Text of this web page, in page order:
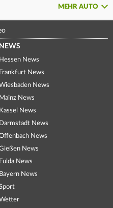
MEHR AUTO
NEWS
Hessen News
Frankfurt News
News
Mainz News
Kassel News
Darmstadt News
News
News
Fulda News
Bayern News